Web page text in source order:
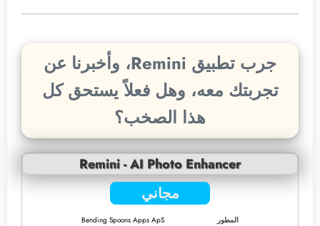
جرب تطبيق Remini، وأخبرنا عن
تجربتك معه، وهل فعلاً يستحق كل
هذا الصخب؟
Remini - AI Photo Enhancer
مجاني
المطور Bending Spoons Apps ApS